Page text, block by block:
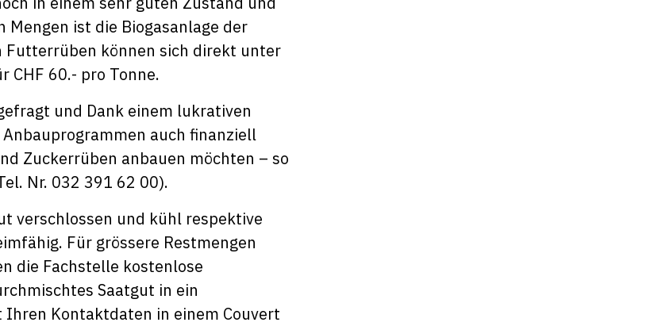
ist die Biogasanlage der
können sich direkt unter
CHF 60.- pro Tonne.
und Dank einem lukrativen
auch finanziell
Zuckerrüben anbauen möchten – so
Nr. 032 391 62 00).
verschlossen und kühl respektive
Für grössere Restmengen
die Fachstelle kostenlose
Saatgut in ein
Kontaktdaten in einem Couvert